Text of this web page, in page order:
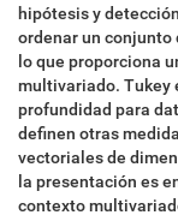
hipótesis y
ordenar un
lo que proporciona
multivariado. Tukey
profundidad para
definen otras
vectoriales de
la presentación es
contexto